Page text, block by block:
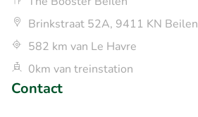
Brinkstraat 52A, 9411 KN Beilen
582 km van Le Havre
0km van treinstation
Contact